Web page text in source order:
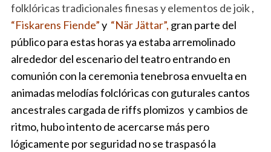
folklóricas tradicionales finesas y elementos de joik ,
“Fiskarens Fiende”y “När Jättar”, gran parte del
públicopara estas horas ya estaba arremolinado
alrededor del escenario del teatro entrando en
comunión con la ceremonia tenebrosa envuelta en
animadas melodías folclóricas con guturales cantos
ancestrales cargada de riffs plomizos y cambios de
ritmo, hubo intento de acercarse más pero
lógicamente por seguridad no se traspasó la